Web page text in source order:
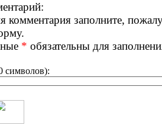
комментария заполните,
* обязательны для
символов):